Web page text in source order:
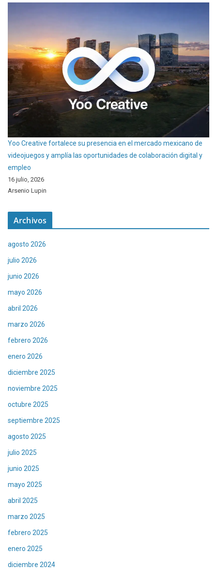
Yoo Creative fortalece su presencia en el mercado mexicano de
videojuegos y amplía las oportunidades de colaboración digital y
empleo
16 julio, 2026
Arsenio Lupin
Archivos
agosto 2026
julio 2026
junio 2026
mayo 2026
abril 2026
marzo 2026
febrero 2026
enero 2026
diciembre 2025
noviembre 2025
octubre 2025
septiembre 2025
agosto 2025
julio 2025
junio 2025
mayo 2025
abril 2025
marzo 2025
febrero 2025
enero 2025
diciembre 2024